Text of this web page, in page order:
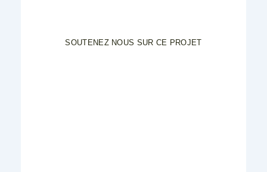
SOUTENEZ NOUS SUR CE PROJET